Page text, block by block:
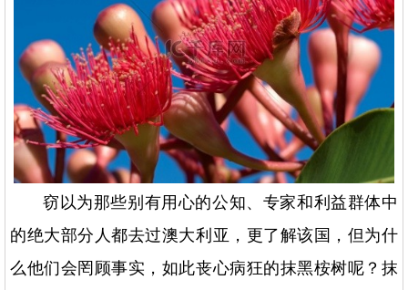
窃以为那些别有用心的公知、专家和利益群体中
的绝大部分人都去过澳大利亚，更了解该国，但为什
么他们会罔顾事实，如此丧心病狂的抹黑桉树呢？抹